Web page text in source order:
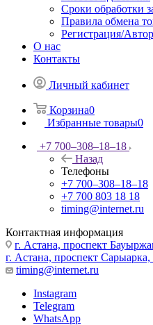
Сроки обработки
Правила обмена
Регистрация/
О нас
Контакты
Личный кабинет
Корзина0
Избранные товары0
+7 700‒308‒18‒18
Назад
Телефоны
+7 700‒308‒18‒18
+7 700 803 18 18
timing@internet.ru
Контактная информация
г. Астана, проспект
г. Астана, проспект Сарыарка,
timing@internet.ru
Instagram
Telegram
WhatsApp